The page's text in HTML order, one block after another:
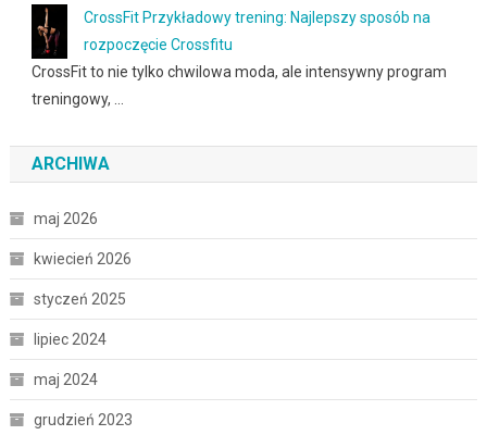
CrossFit Przykładowy trening: Najlepszy sposób na
rozpoczęcie Crossfitu
CrossFit to nie tylko chwilowa moda, ale intensywny program
treningowy, …
ARCHIWA
maj 2026
kwiecień 2026
styczeń 2025
lipiec 2024
maj 2024
grudzień 2023